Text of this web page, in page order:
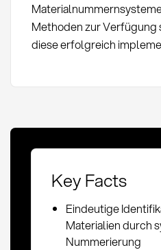
Methoden zur Verfügung
diese erfolgreich
Key Facts
Eindeutige
Materialien durch
Nummerierung